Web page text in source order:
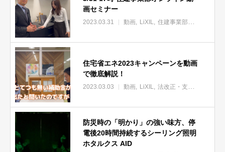
画セミナー
2023.03.31 動画 LiXIL 住建事業部オンラインセミナー
住宅省エネ2023キャンペーンを動画
で徹底解説！
2023.03.03 動画 LiXIL 法改正・支援
防災時の「明かり」の強い味方、停
電後20時間持続するシーリング照明
ホタルクス AID